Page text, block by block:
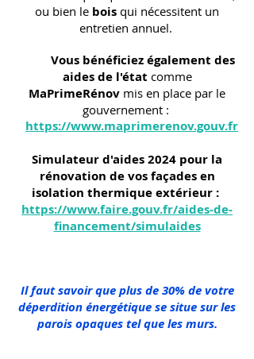
ou bien le bois qui nécessitent un
entretien annuel.
Vous bénéficiez également des
aides de l'état comme
MaPrimeRénov mis en place par le
gouvernement :
https://www.maprimerenov.gouv.fr
Simulateur d'aides 2024 pour la
rénovation de vos façades en
isolation thermique extérieur :
https://www.faire.gouv.fr/aides-de-
financement/simulaides
Il faut savoir que plus de 30% de votre
déperdition énergétique se situe sur les
parois opaques tel que les murs.